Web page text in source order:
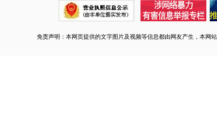
免责声明：本网页提供的文字图片及视频等信息都由网友产生，本网